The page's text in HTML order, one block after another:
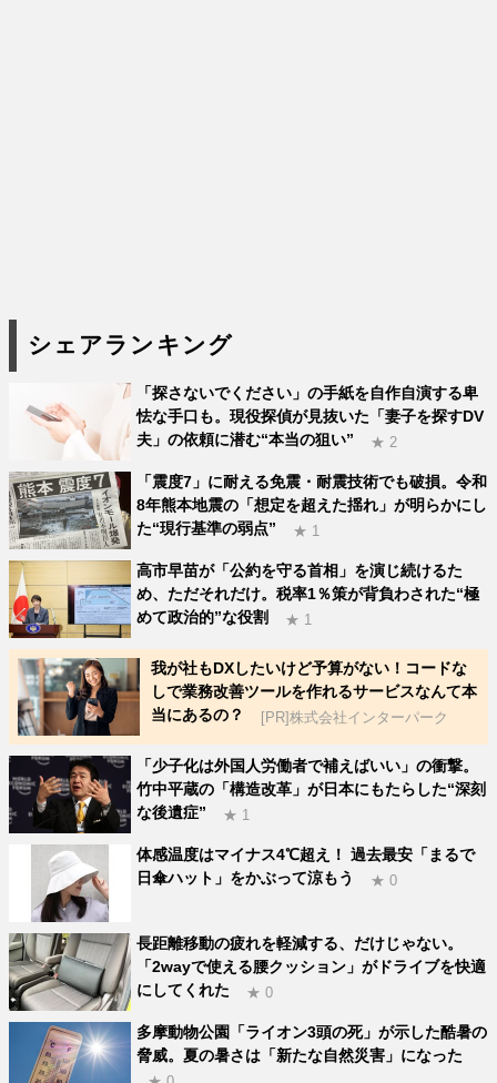
シェアランキング
「探さないでください」の手紙を自作自演する卑
怯な手口も。現役探偵が見抜いた「妻子を探すDV
夫」の依頼に潜む“本当の狙い”
★ 2
「震度7」に耐える免震・耐震技術でも破損。令和
8年熊本地震の「想定を超えた揺れ」が明らかにし
た“現行基準の弱点”
★ 1
高市早苗が「公約を守る首相」を演じ続けるた
め、ただそれだけ。税率1％策が背負わされた“極
めて政治的”な役割
★ 1
我が社もDXしたいけど予算がない！コードな
しで業務改善ツールを作れるサービスなんて本
当にあるの？
[PR]株式会社インターパーク
「少子化は外国人労働者で補えばいい」の衝撃。
竹中平蔵の「構造改革」が日本にもたらした“深刻
な後遺症”
★ 1
体感温度はマイナス4℃超え！ 過去最安「まるで
日傘ハット」をかぶって涼もう
★ 0
長距離移動の疲れを軽減する、だけじゃない。
「2wayで使える腰クッション」がドライブを快適
にしてくれた
★ 0
多摩動物公園「ライオン3頭の死」が示した酷暑の
脅威。夏の暑さは「新たな自然災害」になった